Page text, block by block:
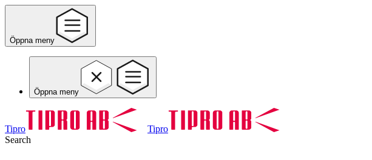
Öppna meny
Öppna meny
Tipro
Tipro
Search